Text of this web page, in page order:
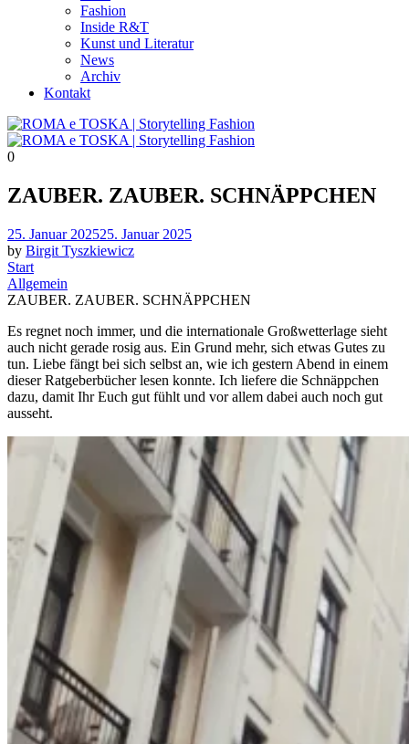
Fashion
Inside R&T
Kunst und Literatur
News
Archiv
Kontakt
0
ZAUBER. ZAUBER. SCHNÄPPCHEN
Posted
on
25. Januar 202525. Januar 2025
by Birgit Tyszkiewicz
Start
Allgemein
ZAUBER. ZAUBER. SCHNÄPPCHEN
Es regnet noch immer, und die internationale Großwetterlage sieht
auch nicht gerade rosig aus. Ein Grund mehr, sich etwas Gutes zu
tun. Liebe fängt bei sich selbst an, wie ich gestern Abend in einem
dieser Ratgeberbücher lesen konnte. Ich liefere die Schnäppchen
dazu, damit Ihr Euch gut fühlt und vor allem dabei auch noch gut
ausseht.